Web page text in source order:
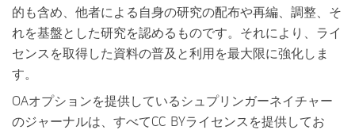
的も含め、他者による自身の研究の配布や再編、調整、そ
れを基盤とした研究を認めるものです。それにより、ライ
センスを取得した資料の普及と利用を最大限に強化しま
す。
OAオプションを提供しているシュプリンガーネイチャー
のジャーナルは、すべてCC BYライセンスを提供してお